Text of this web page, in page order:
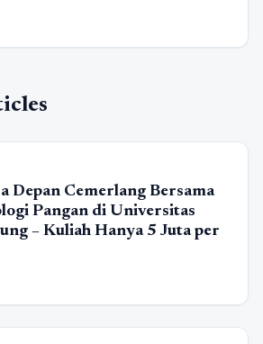
Depan Cemerlang Bersama
Pangan di Universitas
– Kuliah Hanya 5 Juta per